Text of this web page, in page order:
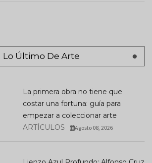
Lo Último De Arte
La primera obra no tiene que
costar una fortuna: guía para
empezar a coleccionar arte
ARTÍCULOS
Agosto 08, 2026